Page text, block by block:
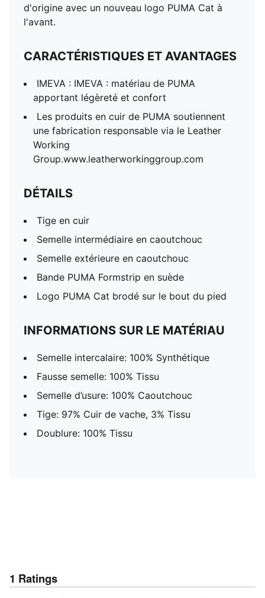
d'origine avec un nouveau logo PUMA Cat à
l'avant.
CARACTÉRISTIQUES ET AVANTAGES
IMEVA : IMEVA : matériau de PUMA
apportant légèreté et confort
Les produits en cuir de PUMA soutiennent
une fabrication responsable via le Leather
Working
Group.www.leatherworkinggroup.com
DÉTAILS
Tige en cuir
Semelle intermédiaire en caoutchouc
Semelle extérieure en caoutchouc
Bande PUMA Formstrip en suède
Logo PUMA Cat brodé sur le bout du pied
INFORMATIONS SUR LE MATÉRIAU
Semelle intercalaire: 100% Synthétique
Fausse semelle: 100% Tissu
Semelle d’usure: 100% Caoutchouc
Tige: 97% Cuir de vache, 3% Tissu
Doublure: 100% Tissu
1 Ratings